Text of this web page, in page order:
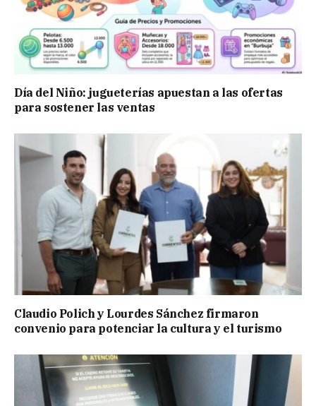
Día del Niño: jugueterías apuestan a las ofertas
para sostener las ventas
Claudio Polich y Lourdes Sánchez firmaron
convenio para potenciar la cultura y el turismo